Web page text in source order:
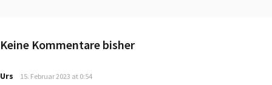
Keine Kommentare bisher
Urs says:
15. Februar 2023 at 0:54